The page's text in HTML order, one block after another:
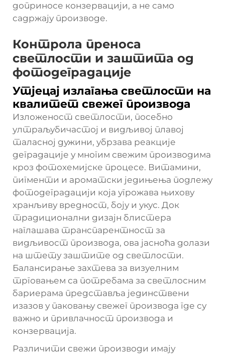
доприносе конзервацији, а не само
садржају производе.
Контрола преноса
светлости и заштита од
фотодеградације
Утјецај излагања светлости на
квалитет свежег производа
Изложеност светлости, посебно
ултраљубичастој и видљивој плавој
таласној дужини, убрзава реакције
деградације у многим свежим производима
кроз фотохемијске процесе. Витамини,
пигменти и ароматски једињења подлежу
фотодеградацији која угрожава њихову
хранљиву вредност, боју и укус. Док
традиционални дизајн блистера
наглашава транспарентност за
видљивост производа, ова јасноћа долази
на штету заштите од светлости.
Балансирање захтева за визуелним
трговањем са потребама за светлосним
бариерама представља јединствени
изазов у паковању свежег производа где су
важно и привлачност производа и
конзервација.
Различити свежи производи имају